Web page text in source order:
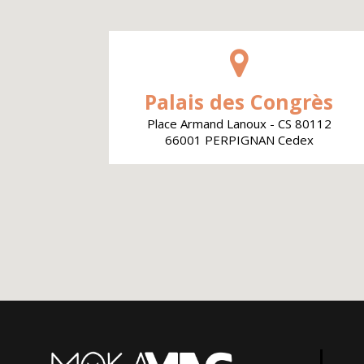
Palais des Congrès
Place Armand Lanoux - CS 80112
66001 PERPIGNAN Cedex